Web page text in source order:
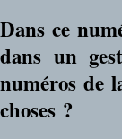
Dans ce
dans un
numéros de
choses ?